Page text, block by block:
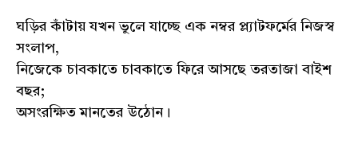
ঘড়ির কাঁটায় যখন ভুলে যাচ্ছে এক নম্বর প্ল্যাটফর্মের নিজস্ব
সংলাপ,
নিজেকে চাবকাতে চাবকাতে ফিরে আসছে তরতাজা বাইশ‌
বছর;
অসংরক্ষিত মানতের উঠোন।